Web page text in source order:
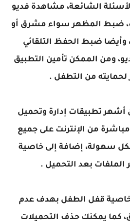
الشائعة، مشاهدة فديو
ضبط المظهر سواء مشرق أو
وأيضا ضبط الحفظ التلقائي
ومن الممكن تأمين التطبيق
لحمايته من التطفل .
تطبيقات إدارة وتحميل
من الإنترنت على جميع
سهولة، إضافة إلى خاصية
الملفات بعد التحميل .
قفل الطفل بهدف عدم
كما يمكنك حذف التحميلات